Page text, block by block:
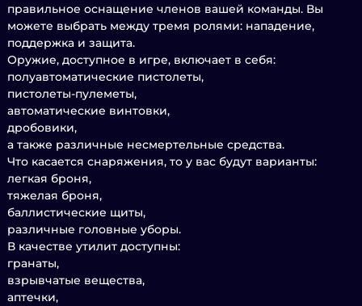
правильное оснащение членов вашей команды. Вы
можете выбрать между тремя ролями: нападение,
поддержка и защита.
Оружие, доступное в игре, включает в себя:
полуавтоматические пистолеты,
пистолеты-пулеметы,
автоматические винтовки,
дробовики,
а также различные несмертельные средства.
Что касается снаряжения, то у вас будут варианты:
легкая броня,
тяжелая броня,
баллистические щиты,
различные головные уборы.
В качестве утилит доступны:
гранаты,
взрывчатые вещества,
аптечки,